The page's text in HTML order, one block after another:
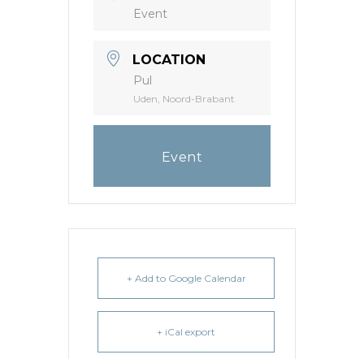
Event
LOCATION
Pul
Uden, Noord-Brabant
Event
+ Add to Google Calendar
+ iCal export